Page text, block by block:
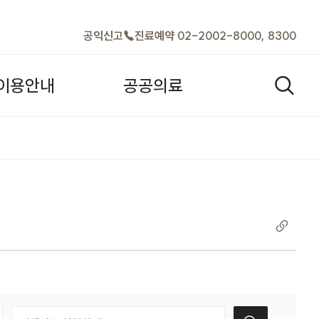
바로가기
공익신고 진료예약 02-2002-8000, 8300
용안내 공공의료 검색열기
검색어 입력